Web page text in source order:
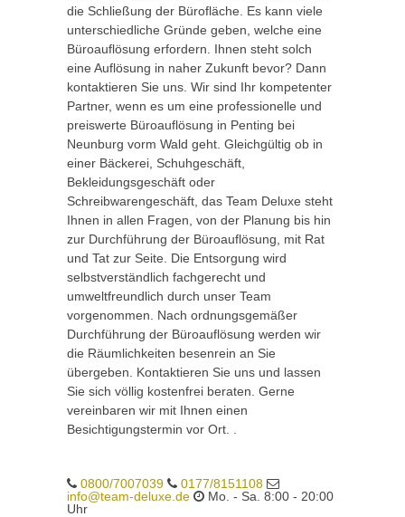
die Schließung der Bürofläche. Es kann viele
unterschiedliche Gründe geben, welche eine
Büroauflösung erfordern. Ihnen steht solch
eine Auflösung in naher Zukunft bevor? Dann
kontaktieren Sie uns. Wir sind Ihr kompetenter
Partner, wenn es um eine professionelle und
preiswerte Büroauflösung in Penting bei
Neunburg vorm Wald geht. Gleichgültig ob in
einer Bäckerei, Schuhgeschäft,
Bekleidungsgeschäft oder
Schreibwarengeschäft, das Team Deluxe steht
Ihnen in allen Fragen, von der Planung bis hin
zur Durchführung der Büroauflösung, mit Rat
und Tat zur Seite. Die Entsorgung wird
selbstverständlich fachgerecht und
umweltfreundlich durch unser Team
vorgenommen. Nach ordnungsgemäßer
Durchführung der Büroauflösung werden wir
die Räumlichkeiten besenrein an Sie
übergeben. Kontaktieren Sie uns und lassen
Sie sich völlig kostenfrei beraten. Gerne
vereinbaren wir mit Ihnen einen
Besichtigungstermin vor Ort. .
0800/7007039
0177/8151108
info@team-deluxe.de
Mo. - Sa. 8:00 - 20:00
Uhr